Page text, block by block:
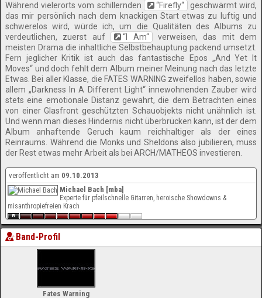
Während vielerorts vom schillernden “Firefly“
geschwärmt wird,
das mir persönlich nach dem knackigen Start etwas zu luftig und
schwerelos wird, würde ich, um die Qualitäten des Albums zu
verdeutlichen, zuerst auf
“I Am“
verweisen, das mit dem
meisten Drama die inhaltliche Selbstbehauptung packend umsetzt.
Fern jeglicher Kritik ist auch das fantastische Epos „And Yet It
Moves“ und doch fehlt dem Album meiner Meinung nach das letzte
Etwas. Bei aller Klasse, die FATES WARNING zweifellos haben, sowie
allem „Darkness In A Different Light“ innewohnenden Zauber wird
stets eine emotionale Distanz gewahrt, die dem Betrachten eines
von einer Glasfront geschützten Schauobjekts nicht unähnlich ist.
Und wenn man dieses Hindernis nicht überbrücken kann, ist der dem
Album anhaftende Geruch kaum reichhaltiger als der eines
Reinraums. Während die Monks und Sheldons also jubilieren, muss
der Rest etwas mehr Arbeit als bei ARCH/MATHEOS investieren.
veröffentlicht am 09.10.2013
Michael Bach [mba]
Experte für pfeilschnelle Gitarren, heroische Showdowns &
misanthropiefreien Krach
Band-Profil
Fates Warning